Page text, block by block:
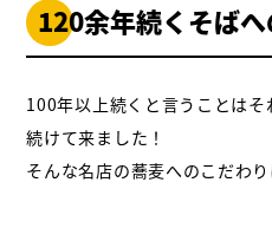
120余年続くそば
100年以上続くと言うことは
続けて来ました！
そんな名店の蕎麦へのこだわ